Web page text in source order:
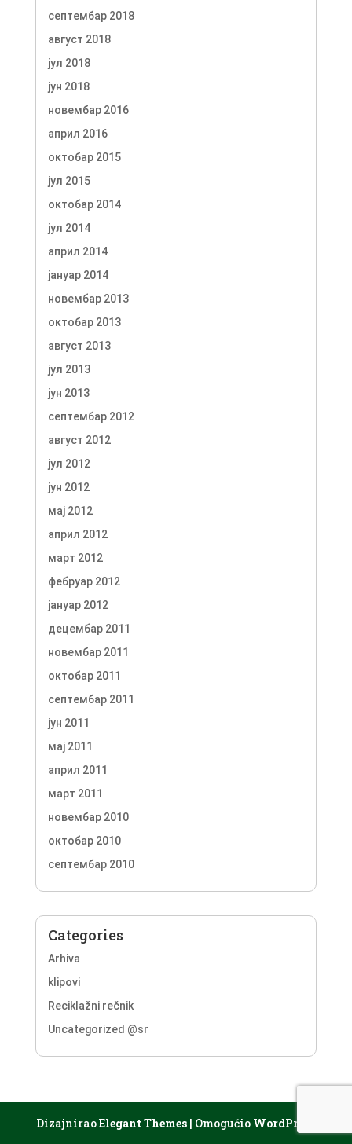
септембар 2018
август 2018
јул 2018
јун 2018
новембар 2016
април 2016
октобар 2015
јул 2015
октобар 2014
јул 2014
април 2014
јануар 2014
новембар 2013
октобар 2013
август 2013
јул 2013
јун 2013
септембар 2012
август 2012
јул 2012
јун 2012
мај 2012
април 2012
март 2012
фебруар 2012
јануар 2012
децембар 2011
новембар 2011
октобар 2011
септембар 2011
јун 2011
мај 2011
април 2011
март 2011
новембар 2010
октобар 2010
септембар 2010
Categories
Arhiva
klipovi
Reciklažni rečnik
Uncategorized @sr
DizajniraoElegant Themes | Omogućio WordPress